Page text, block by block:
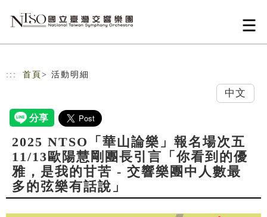
::: 首頁 > 活動明細
中文
2025 NTSO「華山論樂」報名場次五
11/13歐陽慧剛團長引言「你看到的優
雅，是我的甘苦 - 交響樂團中人數最
多的弦樂有話說」